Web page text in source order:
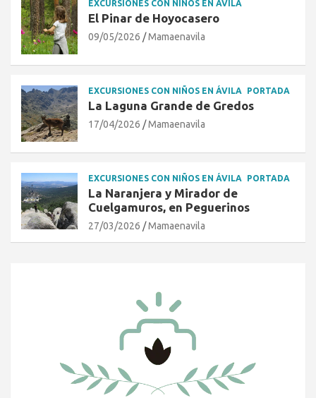
EXCURSIONES CON NIÑOS EN ÁVILA
El Pinar de Hoyocasero
09/05/2026 Mamaenavila
EXCURSIONES CON NIÑOS EN ÁVILA PORTADA
La Laguna Grande de Gredos
17/04/2026 Mamaenavila
EXCURSIONES CON NIÑOS EN ÁVILA PORTADA
La Naranjera y Mirador de
Cuelgamuros, en Peguerinos
27/03/2026 Mamaenavila